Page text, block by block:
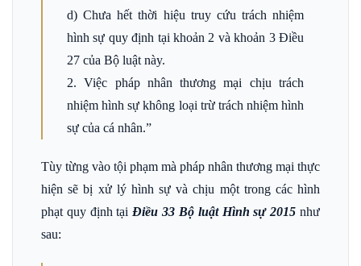
d) Chưa hết thời hiệu truy cứu trách nhiệm
hình sự quy định tại khoản 2 và khoản 3 Điều
27 của Bộ luật này.
2. Việc pháp nhân thương mại chịu trách
nhiệm hình sự không loại trừ trách nhiệm hình
sự của cá nhân.”
Tùy từng vào tội phạm mà pháp nhân thương mại thực
hiện sẽ bị xử lý hình sự và chịu một trong các hình
phạt quy định tạiĐiều 33 Bộ luật Hình sự 2015 như
sau: